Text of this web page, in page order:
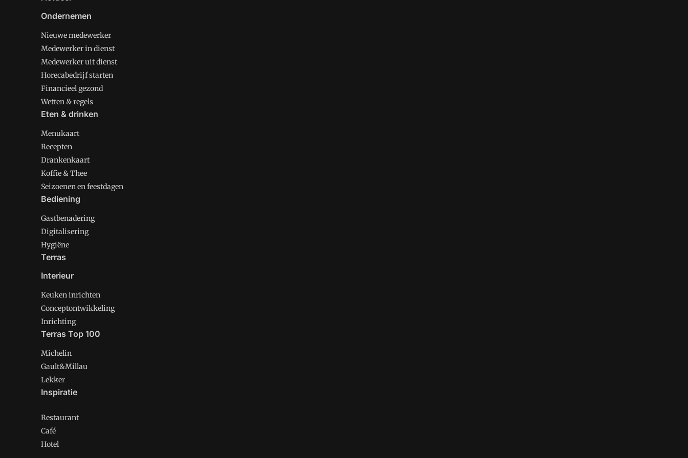
Ondernemen
Nieuwe medewerker
Medewerker in dienst
Medewerker uit dienst
Horecabedrijf starten
Financieel gezond
Wetten & regels
Eten & drinken
Menukaart
Recepten
Drankenkaart
Koffie & Thee
Seizoenen en feestdagen
Bediening
Gastbenadering
Digitalisering
Hygiëne
Terras
Interieur
Keuken inrichten
Conceptontwikkeling
Inrichting
Terras Top 100
Michelin
Gault&Millau
Lekker
Inspiratie
Restaurant
Café
Hotel